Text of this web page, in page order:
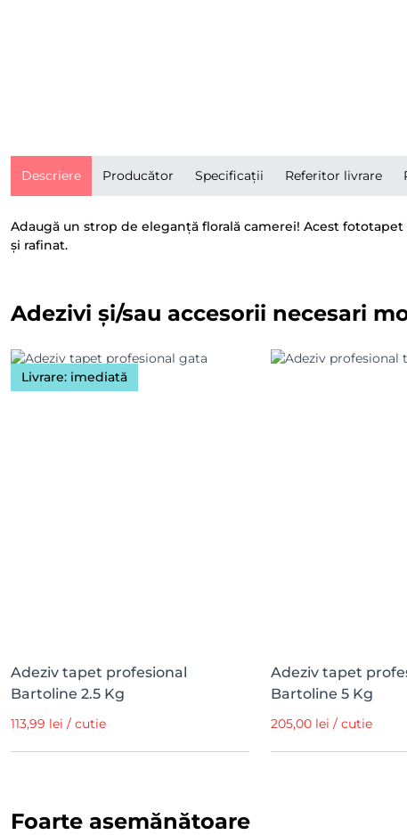
Descriere Producător Specificații Referitor livrare
Adaugă un strop de eleganță florală camerei! Acest
și rafinat.
Adezivi și/sau accesorii necesari
Livrare: imediată
Adeziv tapet profesional
Bartoline 2.5 Kg
113,99 lei / cutie
Adeziv tapet
Bartoline 5 Kg
205,00 lei / cutie
Foarte asemănătoare